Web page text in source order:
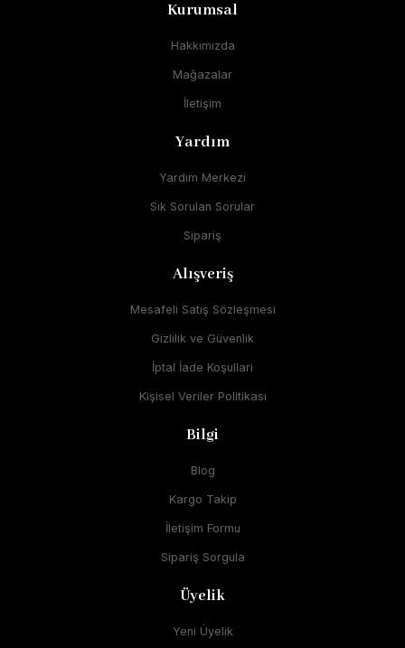
Kurumsal
Hakkımızda
Mağazalar
İletişim
Yardım
Yardım Merkezi
Sık Sorulan Sorular
Sipariş
Alışveriş
Mesafeli Satış Sözleşmesi
Gizlilik ve Güvenlik
İptal İade Koşullari
Kişisel Veriler Politikası
Bilgi
Blog
Kargo Takip
İletişim Formu
Sipariş Sorgula
Üyelik
Yeni Üyelik